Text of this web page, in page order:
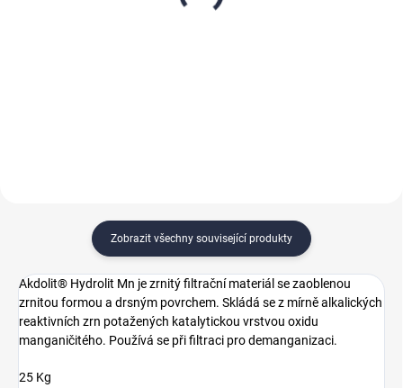
Zobrazit všechny související produkty
Akdolit® Hydrolit Mn je zrnitý filtrační materiál se zaoblenou
zrnitou formou a drsným povrchem. Skládá se z mírně alkalických
reaktivních zrn potažených katalytickou vrstvou oxidu
manganičitého. Používá se při filtraci pro demanganizaci.
25 Kg